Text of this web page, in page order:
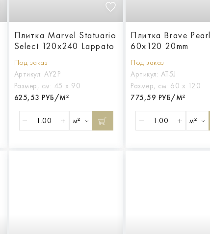
Плитка Marvel Statuario
Select 120x240 Lappato
Под заказ
Артикул:AY2P
Размер, см: 45 х 90
625,53 РУБ/М²
м²
Плитка Brave Pearl
60x120 20mm
Под заказ
Артикул: AT5J
Размер, см: 60 х 120
775,59 РУБ/М²
м²